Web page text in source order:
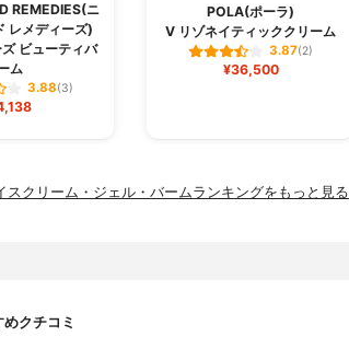
REMEDIES(ニ
レメディーズ)
ビューティバ
ム
3.88(3)
POLA(ポーラ)
V リゾネイティッククリーム
3.87(2)
¥36,500
スクリーム・ジェル・バームランキングをもっと見る
クチコミ